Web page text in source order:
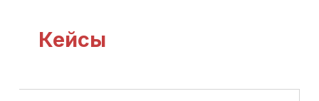
Кейсы